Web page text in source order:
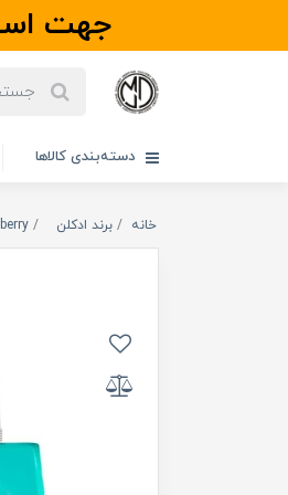
جهت
دسته‌بندی کالاها
خانه برند ادکلن